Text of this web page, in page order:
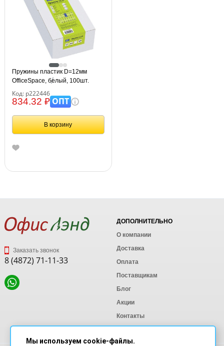
Пружины пластик D=12мм
OfficeSpace, белый, 100шт.
Код: р222446
834.32 ₽ОПТ
В корзину
Заказать звонок
8 (4872) 71-11-33
ДОПОЛНИТЕЛЬНО
О компании
Доставка
Оплата
Поставщикам
Блог
Акции
Контакты
Мы используем cookie-файлы.